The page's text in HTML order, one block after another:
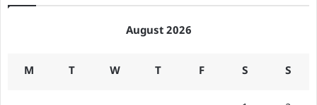
August 2026
M T W T F S S